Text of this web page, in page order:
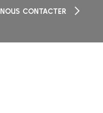
NOUS CONTACTER